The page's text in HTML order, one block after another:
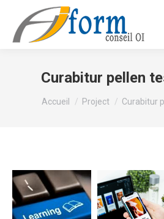
Curabitur pellen
Vous êtes ici :
Accueil Project Curabitur